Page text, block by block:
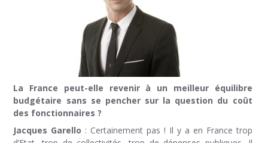
La France peut-elle revenir à un meilleur équilibre
budgétaire sans se pencher sur la question du coût
des fonctionnaires ?
Jacques Garello : Certainement pas ! Il y a en France trop